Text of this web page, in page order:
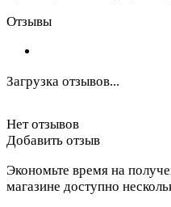
Отзывы
Загрузка отзывов...
Нет отзывов
Добавить отзыв
Экономьте время на
магазине доступно